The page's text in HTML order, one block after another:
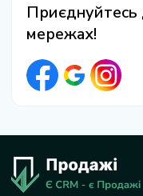
Приєднуйтесь
мережах!